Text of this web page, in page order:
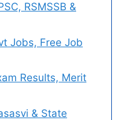
RSMSSB &
Jobs, Free Job
Results, Merit
& State